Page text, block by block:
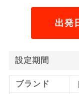
出発
設定期間
ブランド
ホテル指定